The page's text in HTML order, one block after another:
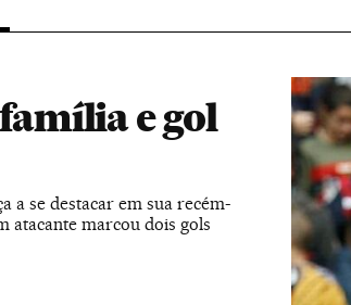
e gol
a se destacar em sua recém-
atacante marcou dois gols